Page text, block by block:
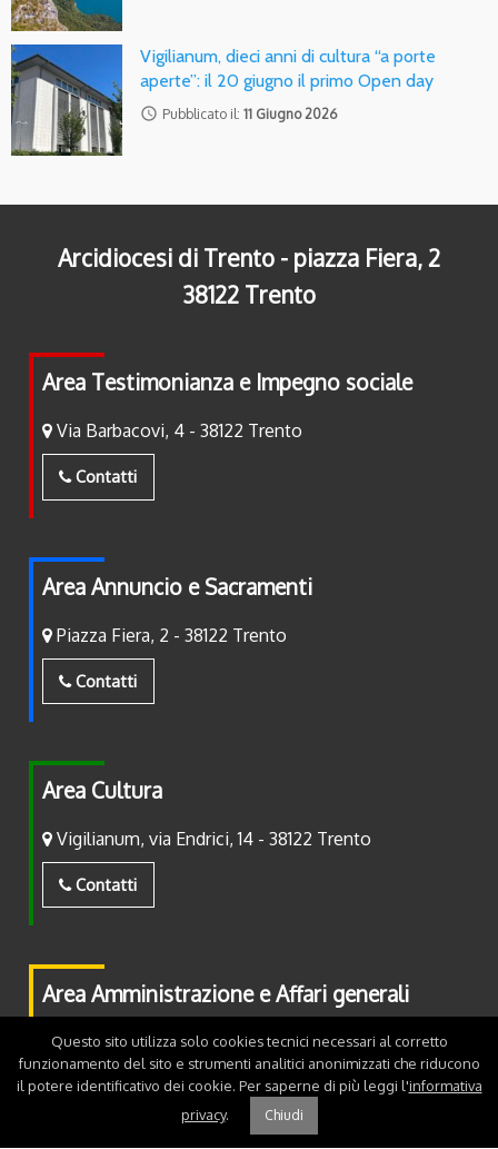
Vigilianum, dieci anni di cultura “a porte
aperte”: il 20 giugno il primo Open day
access_time Pubblicato il: 11 Giugno 2026
Arcidiocesi di Trento - piazza Fiera, 2
38122 Trento
Area Testimonianza e Impegno sociale
Via Barbacovi, 4 - 38122 Trento
Contatti
Area Annuncio e Sacramenti
Piazza Fiera, 2 - 38122 Trento
Contatti
Area Cultura
Vigilianum, via Endrici, 14 - 38122 Trento
Contatti
Area Amministrazione e Affari generali
Piazza Fiera, 2 - 38122 Trento
Contatti
Questo sito utilizza solo cookies tecnici necessari al corretto
funzionamento del sito e strumenti analitici anonimizzati che riducono
il potere identificativo dei cookie. Per saperne di più leggi l'informativa
privacy. Chiudi